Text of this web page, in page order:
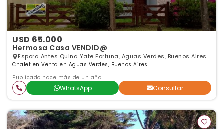
USD 65.000
Hermosa Casa VENDID@
Espora Antes Quina Yate Fortuna, Aguas Verdes, Buenos Aires
Chalet en Venta en Aguas Verdes, Buenos Aires
Publicado hace más de un año
WhatsApp Consultar